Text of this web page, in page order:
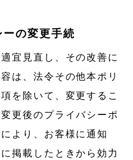
の変更手続
宜見直し、その改善に
は、法令その他本ポリ
を除いて、変更するこ
更後のプライバシーポ
より、お客様に通知
掲載したときから効力